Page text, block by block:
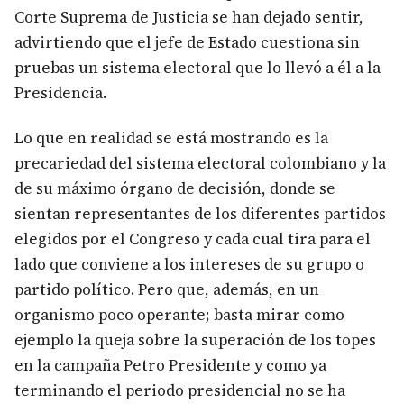
Corte Suprema de Justicia se han dejado sentir,
advirtiendo que el jefe de Estado cuestiona sin
pruebas un sistema electoral que lo llevó a él a la
Presidencia.
Lo que en realidad se está mostrando es la
precariedad del sistema electoral colombiano y la
de su máximo órgano de decisión, donde se
sientan representantes de los diferentes partidos
elegidos por el Congreso y cada cual tira para el
lado que conviene a los intereses de su grupo o
partido político. Pero que, además, en un
organismo poco operante; basta mirar como
ejemplo la queja sobre la superación de los topes
en la campaña Petro Presidente y como ya
terminando el periodo presidencial no se ha